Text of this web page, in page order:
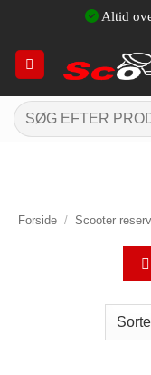
indhold
Altid
Søg
efter:
Forside / Scooter